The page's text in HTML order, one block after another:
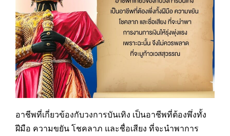
อาชีพที่เกี่ยวข้องกับวงการบันเทิง เป็นอาชีพที่ต้องพึ่งทั้ง
ฝีมือ ความขยัน โชคลาภ และชื่อเสียง ที่จะนำพาการ